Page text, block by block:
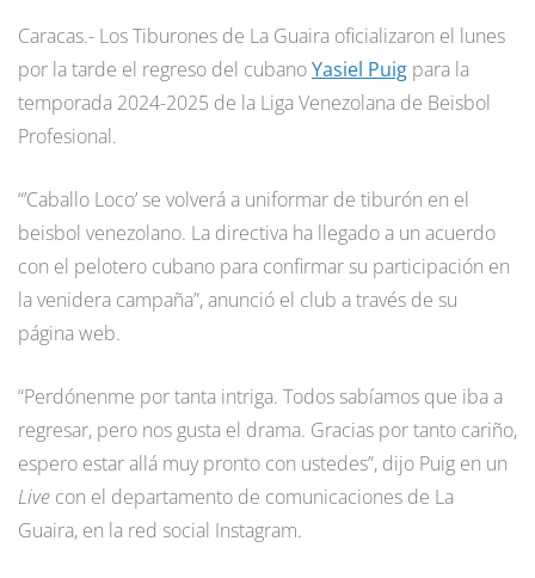
Caracas.- Los Tiburones de La Guaira oficializaron el lunes
por la tarde el regreso del cubanoYasiel Puig para la
temporada 2024-2025 de la Liga Venezolana de Beisbol
Profesional.
“’Caballo Loco’ se volverá a uniformar de tiburón en el
beisbol venezolano. La directiva ha llegado a un acuerdo
con el pelotero cubano para confirmar su participación en
la venidera campaña”, anunció el club a través de su
página web.
“Perdónenme por tanta intriga. Todos sabíamos que iba a
regresar, pero nos gusta el drama. Gracias por tanto cariño,
espero estar allá muy pronto con ustedes”, dijo Puig en un
Live con el departamento de comunicaciones de La
Guaira, en la red social Instagram.